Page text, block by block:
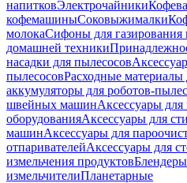
напитковЭлектрочайники
кофемашиныСоковыжималки
молокаСифоны для газирования
домашней техники
насадки для пылесосов
пылесосовРасходные материалы
аккумуляторы для роботов-
швейных машинАксессуары
оборудованияАксессуары для
машинАксессуары для
отпаривателейАксессуары для
измельчения продуктовБлендеры
измельчителиПланетарные